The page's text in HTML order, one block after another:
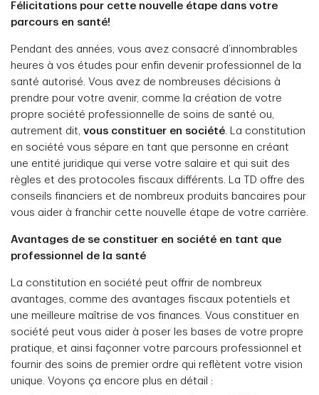
Félicitations pour cette nouvelle étape dans votre
parcours en santé!
Pendant des années, vous avez consacré d’innombrables
heures à vos études pour enfin devenir professionnel de la
santé autorisé. Vous avez de nombreuses décisions à
prendre pour votre avenir, comme la création de votre
propre société professionnelle de soins de santé ou,
autrement dit, vous constituer en société. La constitution
en société vous sépare en tant que personne en créant
une entité juridique qui verse votre salaire et qui suit des
règles et des protocoles fiscaux différents. La TD offre des
conseils financiers et de nombreux produits bancaires pour
vous aider à franchir cette nouvelle étape de votre carrière.
Avantages de se constituer en société en tant que
professionnel de la santé
La constitution en société peut offrir de nombreux
avantages, comme des avantages fiscaux potentiels et
une meilleure maîtrise de vos finances. Vous constituer en
société peut vous aider à poser les bases de votre propre
pratique, et ainsi façonner votre parcours professionnel et
fournir des soins de premier ordre qui reflètent votre vision
unique. Voyons ça encore plus en détail :